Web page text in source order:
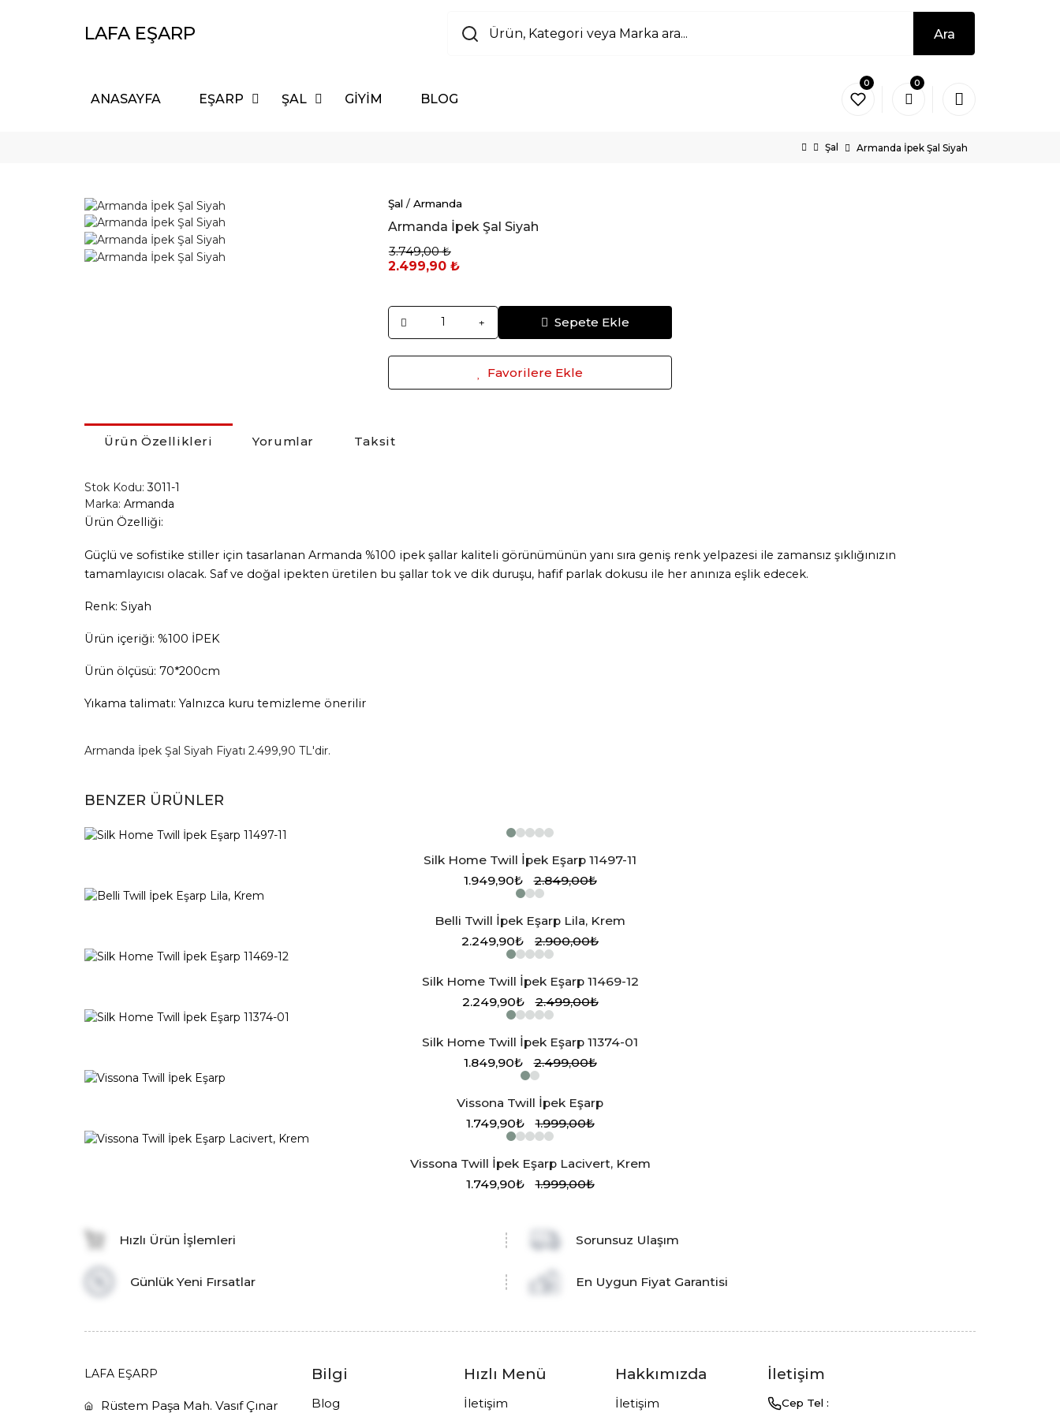
LAFA EŞARP Ara
ANASAYFA EŞARP ŞAL GİYİM BLOG
0 0
Şal Armanda İpek Şal Siyah
Şal / Armanda
Armanda İpek Şal Siyah
3.749,00 ₺
2.499,90 ₺
Sepete Ekle
Favorilere Ekle
Ürün Özellikleri Yorumlar Taksit
Stok Kodu:3011-1
Marka: Armanda
Ürün Özelliği:
Güçlü ve sofistike stiller için tasarlanan Armanda %100 ipek şallar kaliteli görünümünün yanı sıra geniş renk yelpazesi ile zamansız şıklığınızın
tamamlayıcısı olacak. Saf ve doğal ipekten üretilen bu şallar tok ve dik duruşu, hafif parlak dokusu ile her anınıza eşlik edecek.
Renk: Siyah
Ürün içeriği: %100 İPEK
Ürün ölçüsü: 70*200cm
Yıkama talimatı: Yalnızca kuru temizleme önerilir
Armanda İpek Şal Siyah Fiyatı 2.499,90 TL'dir.
BENZER ÜRÜNLER
Silk Home Twill İpek Eşarp 11497-11
1.949,90₺
2.849,00₺
Belli Twill İpek Eşarp Lila, Krem
2.249,90₺
2.900,00₺
Silk Home Twill İpek Eşarp 11469-12
2.249,90₺
2.499,00₺
Silk Home Twill İpek Eşarp 11374-01
1.849,90₺
2.499,00₺
Vissona Twill İpek Eşarp
1.749,90₺
1.999,00₺
Vissona Twill İpek Eşarp Lacivert, Krem
1.749,90₺
1.999,00₺
Hızlı Ürün İşlemleri Sorunsuz Ulaşım
Günlük Yeni Fırsatlar En Uygun Fiyat Garantisi
LAFA EŞARP
Rüstem Paşa Mah. Vasıf Çınar
Bilgi
Blog
Hızlı Menü
İletişim
Hakkımızda
İletişim
İletişim
Cep Tel :